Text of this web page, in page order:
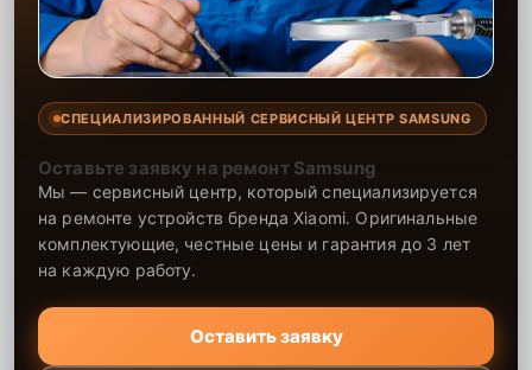
СПЕЦИАЛИЗИРОВАННЫЙ СЕРВИСНЫЙ ЦЕНТР SAMSUNG
Оставьте заявку на ремонт Samsung
Мы — сервисный центр, который специализируется
на ремонте устройств бренда Xiaomi. Оригинальные
комплектующие, честные цены и гарантия до 3 лет
на каждую работу.
Оставить заявку